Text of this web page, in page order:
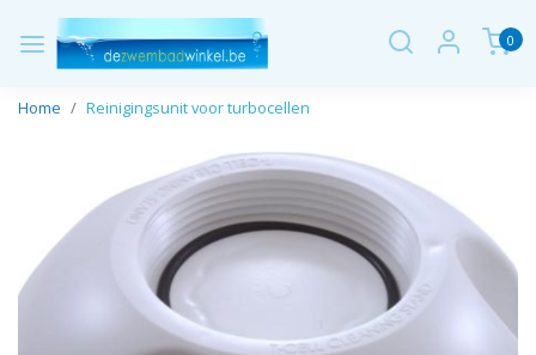
0
Home Reinigingsunit voor turbocellen